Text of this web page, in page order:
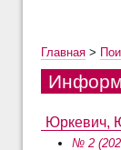
Главная>
Юркевич,
№ 2